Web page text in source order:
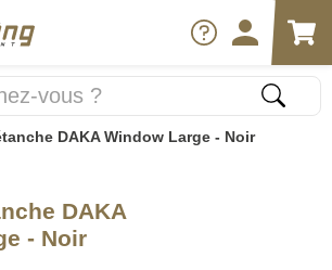
DAKA Window Large - Noir
DAKA
- Noir